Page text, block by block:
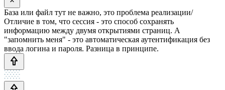
База или файл тут не важно, это проблема реализации/
Отличие в том, что сессия - это способ сохранять
информацию между двумя открытиями страниц. А
"запомнить меня" - это автоматическая аутентификация без
ввода логина и пароля. Разница в принципе.